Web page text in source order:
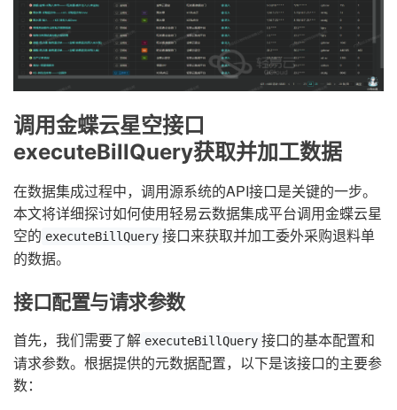
调用金蝶云星空接口
executeBillQuery获取并加工数据
在数据集成过程中，调用源系统的API接口是关键的一步。
本文将详细探讨如何使用轻易云数据集成平台调用金蝶云星
空的 executeBillQuery 接口来获取并加工委外采购退料单
的数据。
接口配置与请求参数
首先，我们需要了解 executeBillQuery 接口的基本配置和
请求参数。根据提供的元数据配置，以下是该接口的主要参
数：